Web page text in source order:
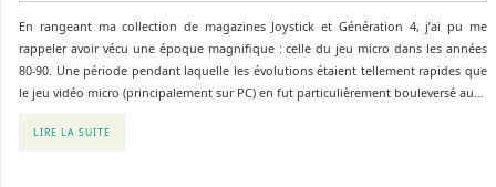
En rangeant ma collection de magazines Joystick et Génération 4, j’ai pu me
rappeler avoir vécu une époque magnifique : celle du jeu micro dans les années
80-90. Une période pendant laquelle les évolutions étaient tellement rapides que
le jeu vidéo micro (principalement sur PC) en fut particulièrement bouleversé au…
LIRE LA SUITE